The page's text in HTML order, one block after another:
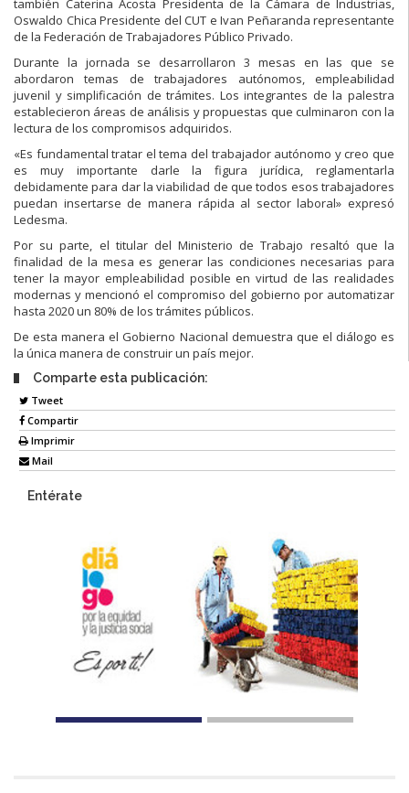
también Caterina Acosta Presidenta de la Cámara de Industrias,
Oswaldo Chica Presidente del CUT e Ivan Peñaranda representante
de la Federación de Trabajadores Público Privado.
Durante la jornada se desarrollaron 3 mesas en las que se
abordaron temas de trabajadores autónomos, empleabilidad
juvenil y simplificación de trámites. Los integrantes de la palestra
establecieron áreas de análisis y propuestas que culminaron con la
lectura de los compromisos adquiridos.
«Es fundamental tratar el tema del trabajador autónomo y creo que
es muy importante darle la figura jurídica, reglamentarla
debidamente para dar la viabilidad de que todos esos trabajadores
puedan insertarse de manera rápida al sector laboral» expresó
Ledesma.
Por su parte, el titular del Ministerio de Trabajo resaltó que la
finalidad de la mesa es generar las condiciones necesarias para
tener la mayor empleabilidad posible en virtud de las realidades
modernas y mencionó el compromiso del gobierno por automatizar
hasta 2020 un 80% de los trámites públicos.
De esta manera el Gobierno Nacional demuestra que el diálogo es
la única manera de construir un país mejor.
Comparte esta publicación:
Tweet
Compartir
Imprimir
Mail
Entérate